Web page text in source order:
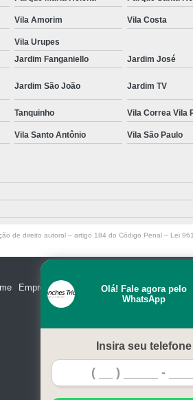
Vila Amorim Vila Costa
Vila Urupes
Jardim Fanganiello Jardim José
Jardim São João Jardim TV
Tanquinho Vila Correa Vila
Vila Santo Antônio Vila São Paulo
de direito autoral – artigo 184 do Código Penal – Lei
Empresa Missão Serviços Contato
Olá! Fale agora pelo
WhatsApp
Insira seu telefone